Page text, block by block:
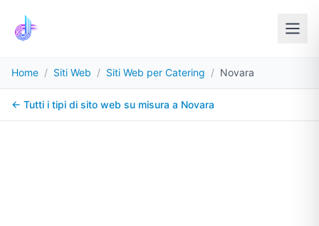
Home / Siti Web / Siti Web per Catering / Novara
← Tutti i tipi di sito web su misura a Novara